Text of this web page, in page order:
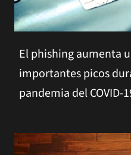
El phishing aumenta
importantes picos
pandemia del COVID-